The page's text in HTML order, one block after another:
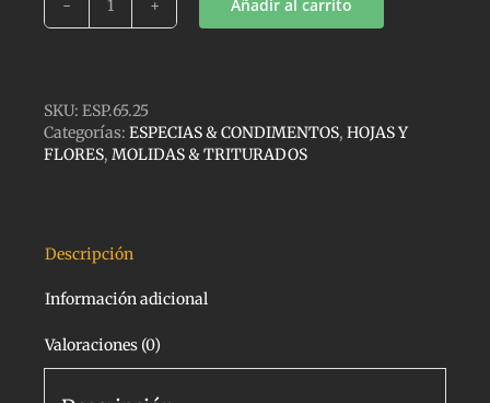
LAUREL
Añadir al carrito
SKU: ESP.65.25
Categorías: ESPECIAS & CONDIMENTOS, HOJAS Y
FLORES, MOLIDAS & TRITURADOS
Descripción
Información adicional
Valoraciones (0)